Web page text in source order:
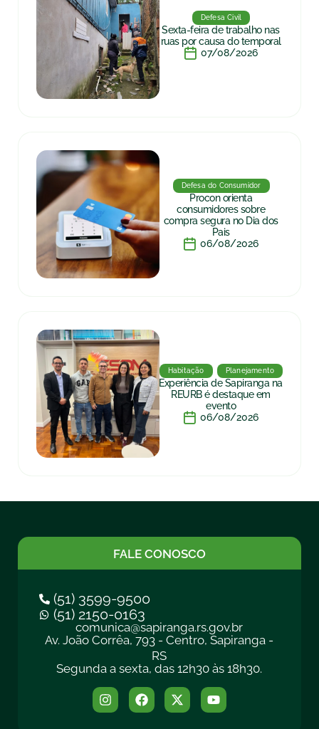
Defesa Civil
Sexta-feira de trabalho nas
ruas por causa do temporal
07/08/2026
Defesa do Consumidor
Procon orienta
consumidores sobre
compra segura no Dia dos
Pais
06/08/2026
Habitação Planejamento
Experiência de Sapiranga na
REURB é destaque em
evento
06/08/2026
FALE CONOSCO
(51) 3599-9500
(51) 2150-0163
comunica@sapiranga.rs.gov.br
Av. João Corrêa, 793 - Centro, Sapiranga -
RS
Segunda a sexta, das 12h30 às 18h30.